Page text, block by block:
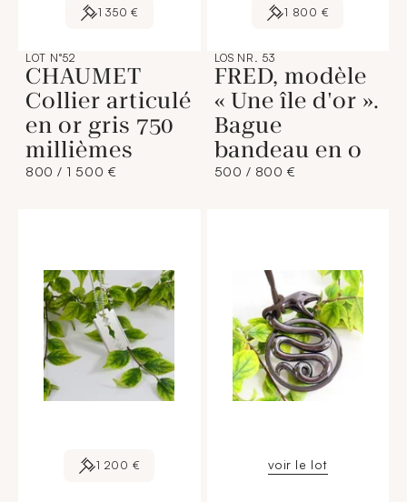
1 350 €
LOT N°52
CHAUMET
Collier articulé
en or gris 750
millièmes
800 / 1 500 €
1 800 €
LOS NR. 53
FRED, modèle
« Une île d'or ».
Bague
bandeau en o
500 / 800 €
1 200 € voir le lot